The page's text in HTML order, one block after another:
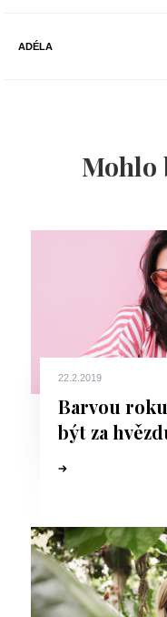
ADÉLA
Mohlo
22.2.2019
Barvou
být za